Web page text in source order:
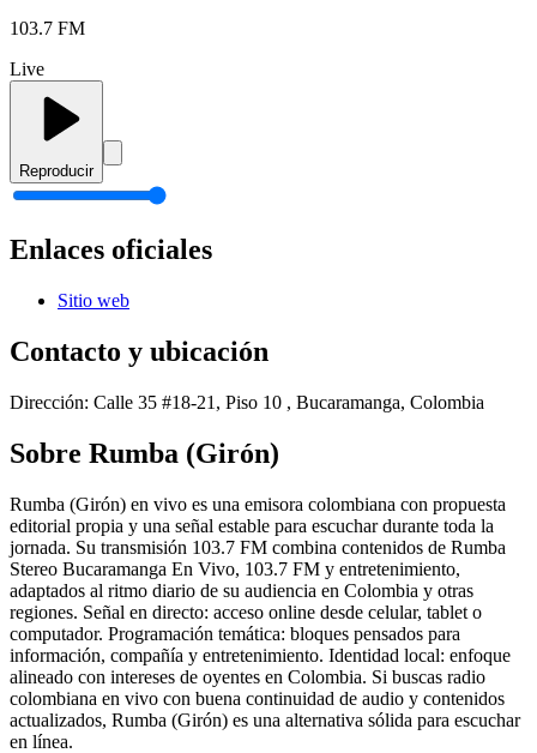
103.7 FM
Live
Reproducir
Enlaces oficiales
Sitio web
Contacto y ubicación
Dirección: Calle 35 #18-21, Piso 10 , Bucaramanga, Colombia
Sobre Rumba (Girón)
Rumba (Girón) en vivo es una emisora colombiana con propuesta
editorial propia y una señal estable para escuchar durante toda la
jornada. Su transmisión 103.7 FM combina contenidos de Rumba
Stereo Bucaramanga En Vivo, 103.7 FM y entretenimiento,
adaptados al ritmo diario de su audiencia en Colombia y otras
regiones. Señal en directo: acceso online desde celular, tablet o
computador. Programación temática: bloques pensados para
información, compañía y entretenimiento. Identidad local: enfoque
alineado con intereses de oyentes en Colombia. Si buscas radio
colombiana en vivo con buena continuidad de audio y contenidos
actualizados, Rumba (Girón) es una alternativa sólida para escuchar
en línea.